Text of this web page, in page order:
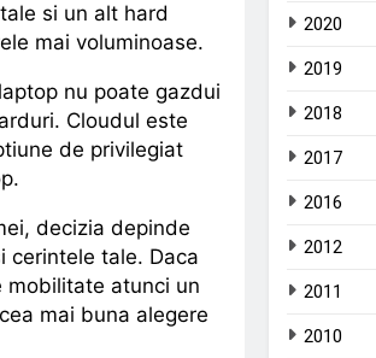
si un alt hard
mai voluminoase.
nu poate gazdui
Cloudul este
de privilegiat
decizia depinde
cerintele tale. Daca
mobilitate atunci un
mai buna alegere
2020
2019
2018
2017
2016
2012
2011
2010